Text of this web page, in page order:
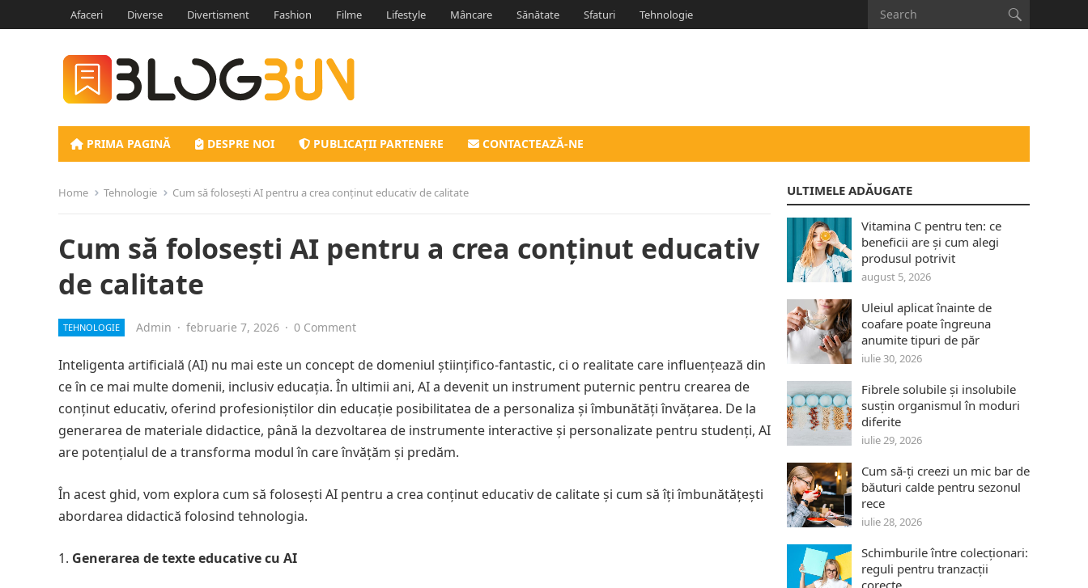
Afaceri Diverse Divertisment Fashion Filme Lifestyle Mâncare Sănătate Sfaturi Tehnologie
PRIMA PAGINĂ DESPRE NOI PUBLICAȚII PARTENERE CONTACTEAZĂ-NE
Home Tehnologie Cum să folosești AI pentru a crea conținut educativ de calitate
Cum să folosești AI pentru a crea conținut educativ
de calitate
TEHNOLOGIE Admin · februarie 7, 2026 · 0 Comment
Inteligenta artificială (AI) nu mai este un concept de domeniul științifico-fantastic, ci o realitate care influențează din
ce în ce mai multe domenii, inclusiv educația. În ultimii ani, AI a devenit un instrument puternic pentru crearea de
conținut educativ, oferind profesioniștilor din educație posibilitatea de a personaliza și îmbunătăți învățarea. De la
generarea de materiale didactice, până la dezvoltarea de instrumente interactive și personalizate pentru studenți, AI
are potențialul de a transforma modul în care învățăm și predăm.
În acest ghid, vom explora cum să folosești AI pentru a crea conținut educativ de calitate și cum să îți îmbunătățești
abordarea didactică folosind tehnologia.
Generarea de texte educative cu AI
ULTIMELE ADĂUGATE
Vitamina C pentru ten: ce
beneficii are și cum alegi
produsul potrivit
august 5, 2026
Uleiul aplicat înainte de
coafare poate îngreuna
anumite tipuri de păr
iulie 30, 2026
Fibrele solubile și insolubile
susțin organismul în moduri
diferite
iulie 29, 2026
Cum să-ți creezi un mic bar de
băuturi calde pentru sezonul
rece
iulie 28, 2026
Schimburile între colecționari:
reguli pentru tranzacții
corecte